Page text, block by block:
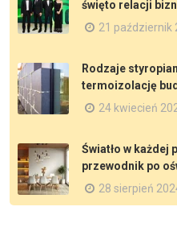
święto relacji
21 październik
Rodzaje
termoizolację
24 kwiecień
Światło w każdej
przewodnik po
28 sierpień